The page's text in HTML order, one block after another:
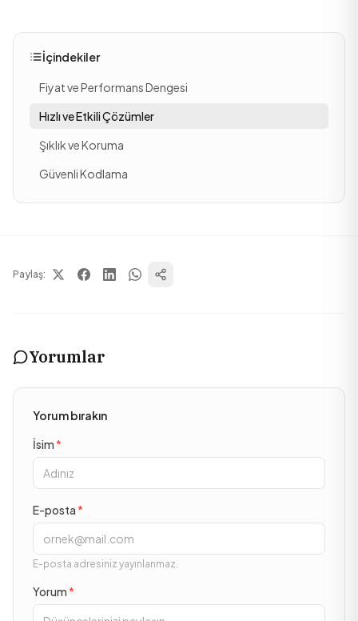
İçindekiler
Fiyat ve Performans Dengesi
Hızlı ve Etkili Çözümler
Şıklık ve Koruma
Güvenli Kodlama
Paylaş:
Yorumlar
Yorum bırakın
İsim*
E-posta*
E-posta adresiniz yayınlanmaz.
Yorum*